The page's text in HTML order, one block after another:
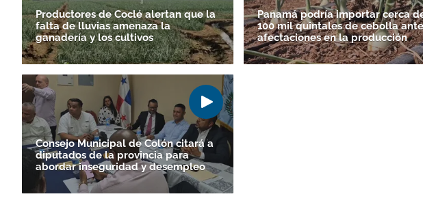
Gracias por
Productores de Coclé alertan que la
falta de lluvias amenaza la
ganadería y los cultivos
Panamá podría importar cerca
100 mil quintales de cebolla ante
afectaciones en la producción
Consejo Municipal de Colón citará a
diputados de la provincia para
abordar inseguridad y desempleo